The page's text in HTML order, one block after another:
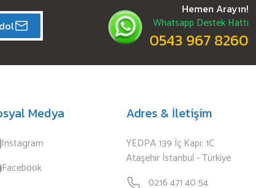
Hemen Arayın!
Whatsapp Destek Hattı
0543 967 8260
Medya
Instagram
Facebook
Adres & İletişim
YEDPA 139 İç Kapı: 1C
Ataşehir İstanbul - Türkiye
0216 471 40 54